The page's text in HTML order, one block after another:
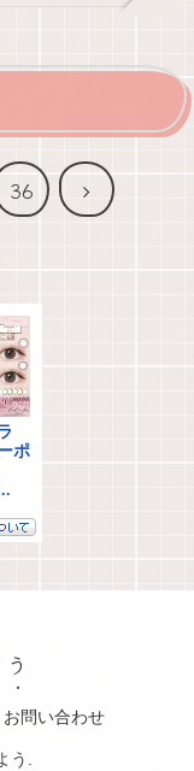
36
次
お問い合わせ
う.